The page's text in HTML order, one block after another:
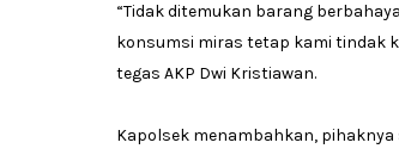
“Tidak ditemukan barang
konsumsi miras tetap kami tindak
tegas AKP Dwi Kristiawan.
Kapolsek menambahkan,